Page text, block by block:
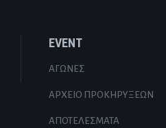
EVENT
ΑΓΏΝΕΣ
ΑΡΧΕΊΟ ΠΡΟΚΗΡΎΞΕΩΝ
ΑΠΟΤΕΛΈΣΜΑΤΑ